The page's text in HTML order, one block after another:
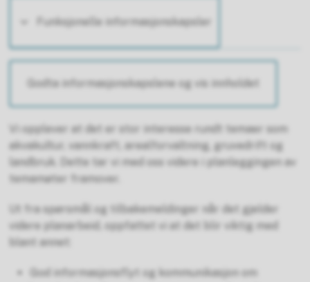
Funksjonelle informasjonskapsler
Godta informasjonskapslene og vis innholdet
Vi opplever at det er stor interesse rundt temaer som
akvakultur, vannkraft, arealforvaltning, gruvedrift og
landbruk. Dette tar vi med oss videre i planleggingen av
temamøter framover.
Ut fra spørsmål og tilbakemeldinger når det gjelder
videre planarbeid, oppfattet vi at det blir viktig med
blant annet:
God informasjonsflyt og kommunikasjon om